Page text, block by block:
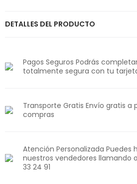
DETALLES DEL PRODUCTO
Pagos Seguros Podrás
totalmente segura con tu
Transporte Gratis Envío gratis a
compras
Atención Personalizada Puedes
nuestros vendedores llamando
33 24 91